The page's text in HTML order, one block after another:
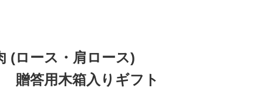
(ロース・肩ロース)
答用木箱入りギフト